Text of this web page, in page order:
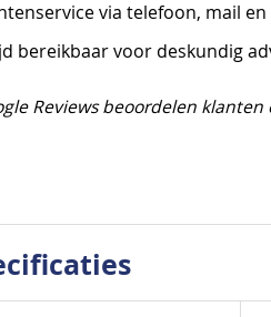
via telefoon, mail
bereikbaar voor deskundig
Reviews beoordelen